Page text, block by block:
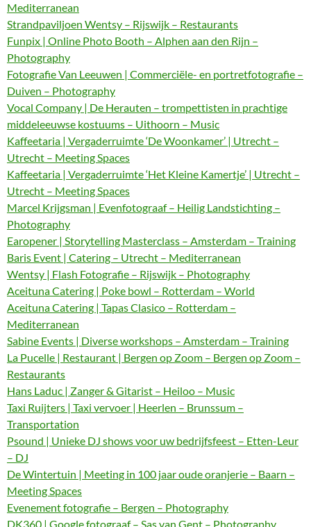
Mediterranean
Strandpaviljoen Wentsy – Rijswijk – Restaurants
Funpix | Online Photo Booth – Alphen aan den Rijn –
Photography
Fotografie Van Leeuwen | Commerciële- en portretfotografie –
Duiven – Photography
Vocal Company | De Herauten – trompettisten in prachtige
middeleeuwse kostuums – Uithoorn – Music
Kaffeetaria | Vergaderruimte ‘De Woonkamer’ | Utrecht –
Utrecht – Meeting Spaces
Kaffeetaria | Vergaderruimte ‘Het Kleine Kamertje’ | Utrecht –
Utrecht – Meeting Spaces
Marcel Krijgsman | Evenfotograaf – Heilig Landstichting –
Photography
Earopener | Storytelling Masterclass – Amsterdam – Training
Baris Event | Catering – Utrecht – Mediterranean
Wentsy | Flash Fotografie – Rijswijk – Photography
Aceituna Catering | Poke bowl – Rotterdam – World
Aceituna Catering | Tapas Clasico – Rotterdam –
Mediterranean
Sabine Events | Diverse workshops – Amsterdam – Training
La Pucelle | Restaurant | Bergen op Zoom – Bergen op Zoom –
Restaurants
Hans Laduc | Zanger & Gitarist – Heiloo – Music
Taxi Ruijters | Taxi vervoer | Heerlen – Brunssum –
Transportation
Psound | Unieke DJ shows voor uw bedrijfsfeest – Etten-Leur
– DJ
De Wintertuin | Meeting in 100 jaar oude oranjerie – Baarn –
Meeting Spaces
Evenement fotografie – Bergen – Photography
DK360 | Google fotograaf – Sas van Gent – Photography